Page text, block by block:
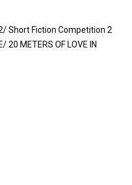
Short Fiction Competition 2
20 METERS OF LOVE IN